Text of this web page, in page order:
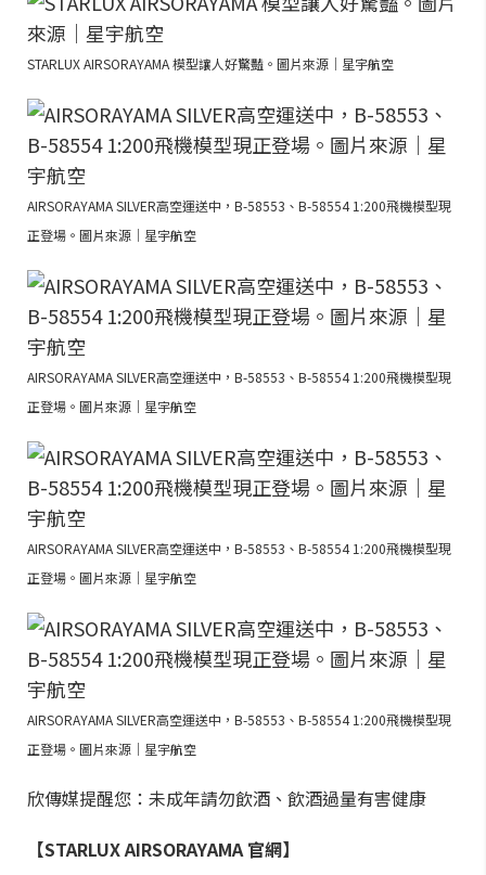
STARLUX AIRSORAYAMA 模型讓人好驚豔。圖片來源｜星宇航空
AIRSORAYAMA SILVER高空運送中，B-58553、B-58554 1:200飛機模型現
正登場。圖片來源｜星宇航空
AIRSORAYAMA SILVER高空運送中，B-58553、B-58554 1:200飛機模型現
正登場。圖片來源｜星宇航空
AIRSORAYAMA SILVER高空運送中，B-58553、B-58554 1:200飛機模型現
正登場。圖片來源｜星宇航空
AIRSORAYAMA SILVER高空運送中，B-58553、B-58554 1:200飛機模型現
正登場。圖片來源｜星宇航空
欣傳媒提醒您：未成年請勿飲酒、飲酒過量有害健康
【STARLUX AIRSORAYAMA 官網】